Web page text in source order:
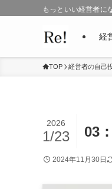
もっといい経営者に
経
TOP 経営者の自己
03
2026
1/23
2024年11月30日